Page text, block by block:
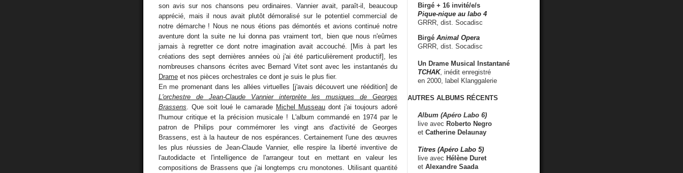
son avis sur nos chansons peu ordinaires. Vannier avait, paraît-il, beaucoup
apprécié, mais il nous avait plutôt démoralisé sur le potentiel commercial de
notre démarche ! Nous ne nous étions pas démontés et avions continué notre
aventure dont la suite ne lui donna pas vraiment tort, bien que nous n'eûmes
jamais à regretter ce dont notre imagination avait accouché. [Mis à part les
créations des sept dernières années où j'ai été particulièrement productif], les
nombreuses chansons écrites avec Bernard Vitet sont avec les instantanés du
Drame et nos pièces orchestrales ce dont je suis le plus fier.
En me promenant dans les allées virtuelles [j'avais découvert une réédition] de
L'orchestre de Jean-Claude Vannier interprète les musiques de Georges
Brassens . Que soit loué le camarade Michel Musseau dont j'ai toujours adoré
l'humour critique et la précision musicale ! L'album commandé en 1974 par le
patron de Philips pour commémorer les vingt ans d'activité de Georges
Brassens, est à la hauteur de nos espérances. Certainement l'une des œuvres
les plus réussies de Jean-Claude Vannier, elle respire la liberté inventive de
l'autodidacte et l'intelligence de l'arrangeur tout en mettant en valeur les
compositions de Brassens que j'ai longtemps cru monotones. Utilisant quantité
Birgé + 16 invité/e/s
Pique-nique au labo 4
GRRR, dist. Socadisc
Birgé Animal Opera
GRRR, dist. Socadisc
Un Drame Musical Instantané
TCHAK, inédit enregistré
en 2000, label Klanggalerie
AUTRES ALBUMS RÉCENTS
Album (Apéro Labo 6)
live avec Roberto Negro
et Catherine Delaunay
Titres (Apéro Labo 5)
live avec Hélène Duret
et Alexandre Saada